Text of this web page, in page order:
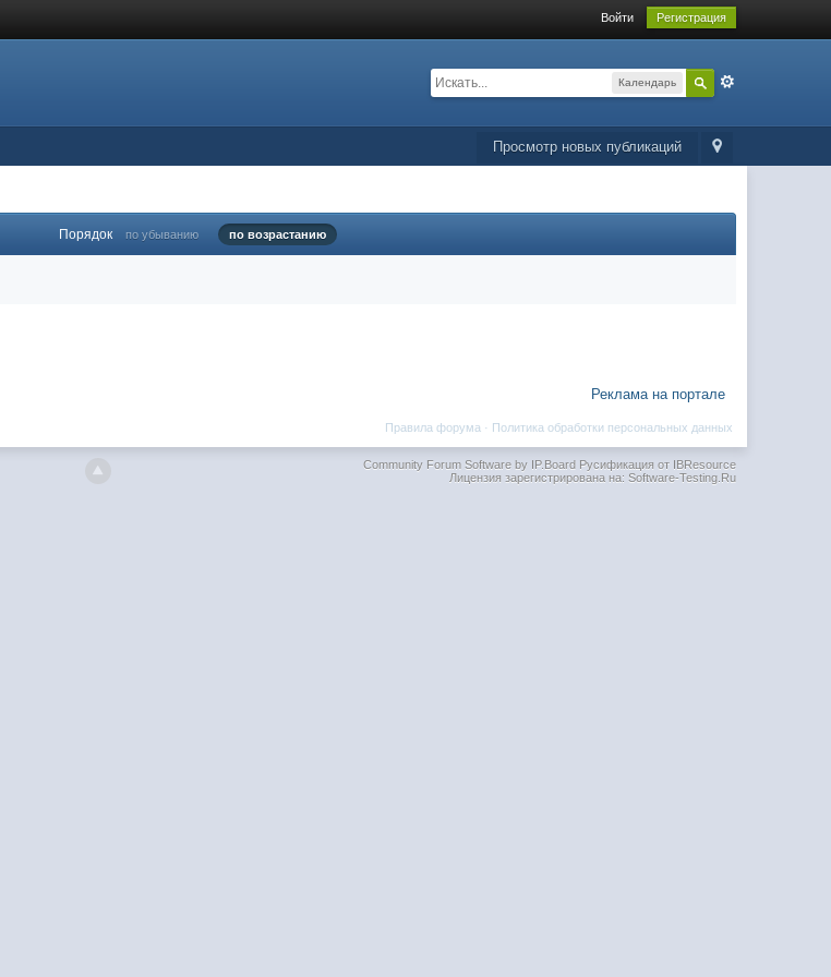
Войти Регистрация
Календарь
Просмотр новых публикаций
Порядок по убыванию по возрастанию
Реклама на портале
Политика обработки персональных данных
Правила форума ·
Community Forum Software by IP.BoardРусификация от IBResource
Лицензия зарегистрирована на: Software-Testing.Ru